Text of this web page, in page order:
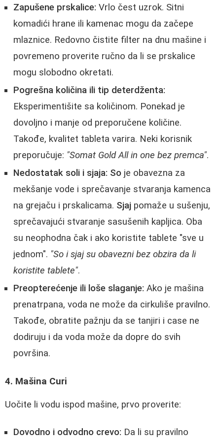
Zapušene prskalice: Vrlo čest uzrok. Sitni
komadići hrane ili kamenac mogu da začepe
mlaznice. Redovno čistite filter na dnu mašine i
povremeno proverite ručno da li se prskalice
mogu slobodno okretati.
Pogrešna količina ili tip deterdženta:
Eksperimentišite sa količinom. Ponekad je
dovoljno i manje od preporučene količine.
Takođe, kvalitet tableta varira. Neki korisnik
preporučuje: "Somat Gold All in one bez premca".
Nedostatak soli i sjaja: So je obavezna za
mekšanje vode i sprečavanje stvaranja kamenca
na grejaču i prskalicama. Sjaj pomaže u sušenju,
sprečavajući stvaranje sasušenih kapljica. Oba
su neophodna čak i ako koristite tablete "sve u
jednom". "So i sjaj su obavezni bez obzira da li
koristite tablete".
Preopterećenje ili loše slaganje: Ako je mašina
prenatrpana, voda ne može da cirkuliše pravilno.
Takođe, obratite pažnju da se tanjiri i case ne
dodiruju i da voda može da dopre do svih
površina.
4. Mašina Curi
Uočite li vodu ispod mašine, prvo proverite:
Dovodno i odvodno crevo: Da li su pravilno